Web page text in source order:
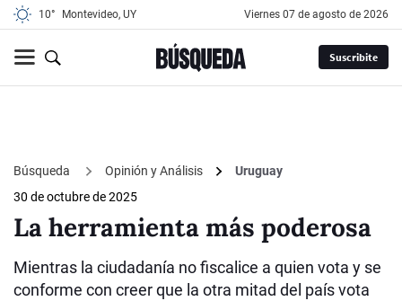
10° Montevideo, UY viernes 07 de agosto de 2026
Suscribite
Búsqueda Opinión y Análisis
Uruguay
30 de octubre de 2025
La herramienta más poderosa
Mientras la ciudadanía no fiscalice a quien vota y se
conforme con creer que la otra mitad del país vota